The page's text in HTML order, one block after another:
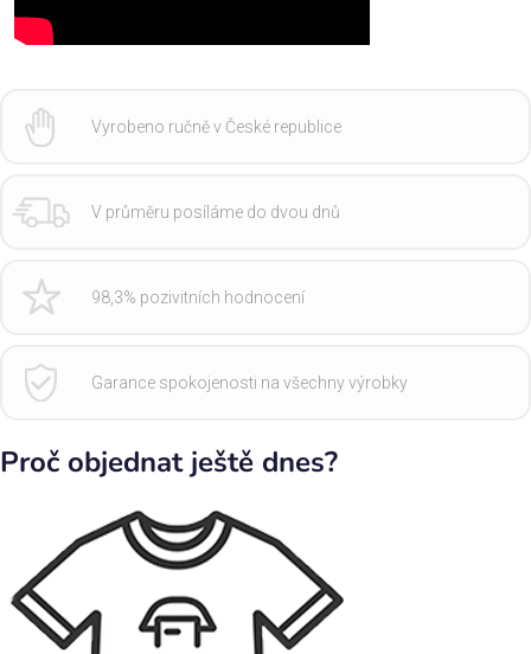
Vyrobeno ručně v České republice
V průměru posíláme do dvou dnů
98,3% pozivitních hodnocení
Garance spokojenosti na všechny výrobky
Proč objednat ještě dnes?